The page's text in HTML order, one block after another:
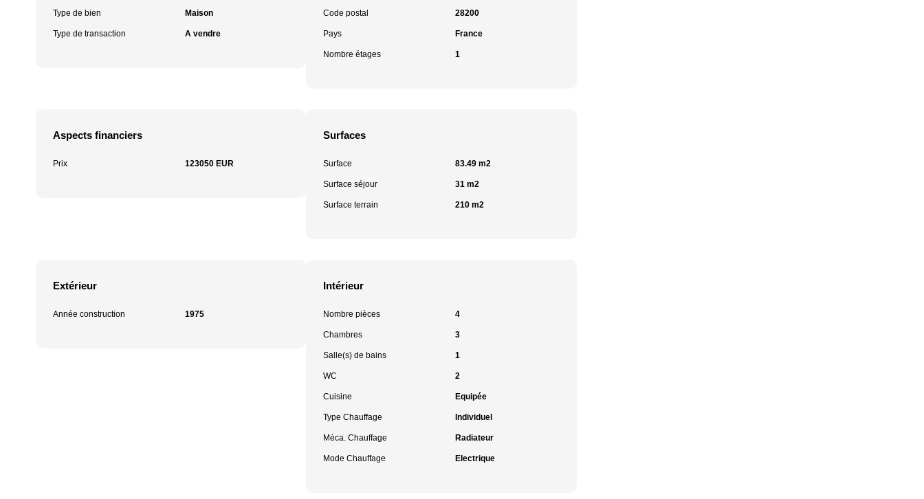
Type de bien Maison
Type de transaction A vendre
Code postal 28200
Pays France
Nombre étages 1
Aspects financiers
Prix 123050 EUR
Surfaces
Surface 83.49 m2
Surface séjour 31 m2
Surface terrain 210 m2
Extérieur
Année construction 1975
Intérieur
Nombre pièces 4
Chambres 3
Salle(s) de bains 1
WC 2
Cuisine Equipée
Type Chauffage Individuel
Méca. Chauffage Radiateur
Mode Chauffage Electrique